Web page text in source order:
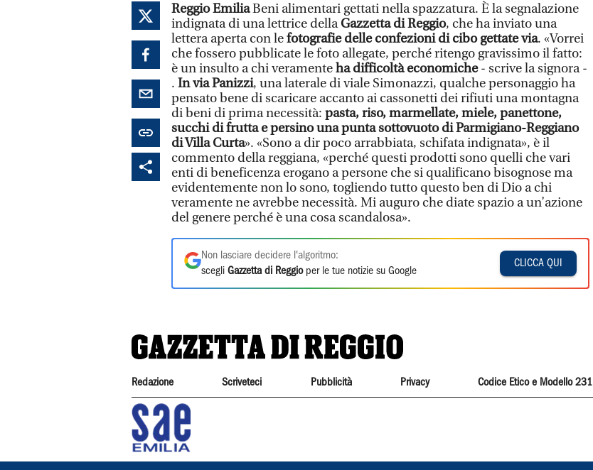
Reggio EmiliaBeni alimentari gettati nella spazzatura. È la segnalazione
indignata di una lettrice dellaGazzetta di Reggio, che ha inviato una
lettera aperta con lefotografie delle confezioni di cibo gettate via. «Vorrei
che fossero pubblicate le foto allegate, perché ritengo gravissimo il fatto:
è un insulto a chi veramenteha difficoltà economiche- scrive la signora -
. In via Panizzi, una laterale di viale Simonazzi, qualche personaggio ha
pensato bene di scaricare accanto ai cassonetti dei rifiuti una montagna
di beni di prima necessità: pasta, riso, marmellate, miele, panettone,
succhi di frutta e persino una punta sottovuoto di Parmigiano-Reggiano
di Villa Curta». «Sono a dir poco arrabbiata, schifata indignata», è il
commento della reggiana, «perché questi prodotti sono quelli che vari
enti di beneficenza erogano a persone che si qualificano bisognose ma
evidentemente non lo sono, togliendo tutto questo ben di Dio a chi
veramente ne avrebbe necessità. Mi auguro che diate spazio a un’azione
del genere perché è una cosa scandalosa».
Non lasciare decidere l'algoritmo:
scegli Gazzetta di Reggioper le tue notizie su Google
CLICCA QUI
Redazione Scriveteci Pubblicità Privacy Codice Etico e Modello 231